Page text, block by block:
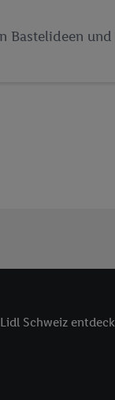
Bastelideen und
Schweiz